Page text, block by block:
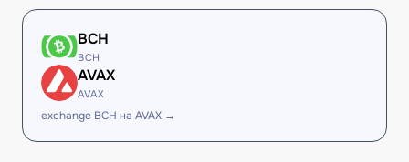
BCH
BCH
AVAX
AVAX
exchange BCH на AVAX →